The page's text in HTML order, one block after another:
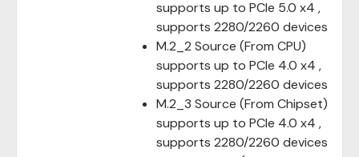
supports up to PCIe 5.0 x4 ,
supports 2280/2260 devices
M.2_2 Source (From CPU)
supports up to PCIe 4.0 x4 ,
supports 2280/2260 devices
M.2_3 Source (From Chipset)
supports up to PCIe 4.0 x4 ,
supports 2280/2260 devices